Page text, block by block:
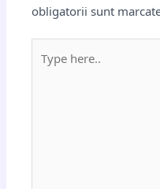
obligatorii sunt
here..